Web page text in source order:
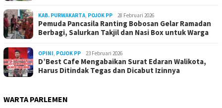
KAB. PURWAKARTA, POJOK PP 28 Februari 2026
Pemuda Pancasila Ranting Bobosan Gelar Ramadan
Berbagi, Salurkan Takjil dan Nasi Box untuk Warga
OPINI, POJOK PP 23 Februari 2026
D’Best Cafe Mengabaikan Surat Edaran Walikota,
Harus Ditindak Tegas dan Dicabut Izinnya
WARTA PARLEMEN